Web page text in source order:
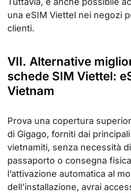
una eSIM Viettel nei negozi
clienti.
VII. Alternative
schede SIM Viettel:
Vietnam
Prova una copertura
di Gigago, forniti dai
vietnamiti, senza necessità
passaporto o consegna
l’attivazione automatica al
dell’installazione, avrai